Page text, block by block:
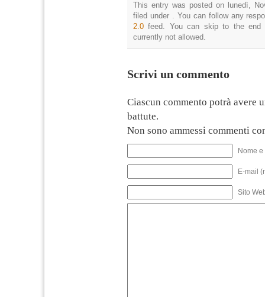
This entry was posted on lunedì,
filed under . You can follow any
2.0 feed. You can skip to the end
currently not allowed.
Scrivi un commento
Ciascun commento potrà avere
battute.
Non sono ammessi commenti
Nome
E-mail
Sito